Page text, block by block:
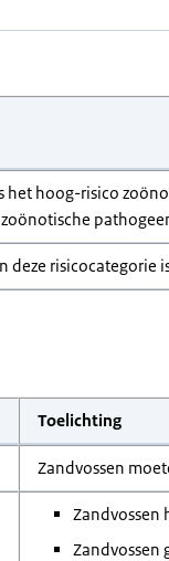
het hoog-risico
deze risicocategorie
Toelichting
Zandvossen
Zandvossen
Zandvossen